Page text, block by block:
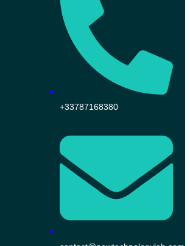
+33787168380